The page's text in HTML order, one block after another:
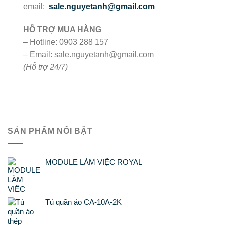
email: sale.nguyetanh@gmail.com
HỖ TRỢ MUA HÀNG
– Hotline: 0903 288 157
– Email: sale.nguyetanh@gmail.com
(Hỗ trợ 24/7)
SẢN PHẨM NỔI BẬT
MODULE LÀM VIỆC ROYAL
Tủ quần áo CA-10A-2K